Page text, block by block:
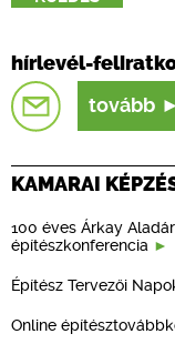
hírlevél-
tovább
KAMARAI
100 éves Árkay
építészkonferencia
Építész Tervezői
Online